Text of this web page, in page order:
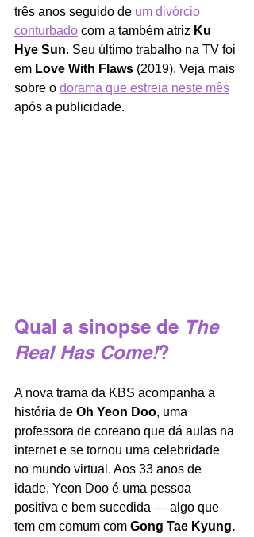
três anos seguido de um divórcio
conturbado com a também atriz Ku
Hye Sun. Seu último trabalho na TV foi
em Love With Flaws (2019). Veja mais
sobre o dorama que estreia neste mês
após a publicidade.
Qual a sinopse de The
Real Has Come!?
A nova trama da KBS acompanha a
história de Oh Yeon Doo, uma
professora de coreano que dá aulas na
internet e se tornou uma celebridade
no mundo virtual. Aos 33 anos de
idade, Yeon Doo é uma pessoa
positiva e bem sucedida — algo que
tem em comum com Gong Tae Kyung.